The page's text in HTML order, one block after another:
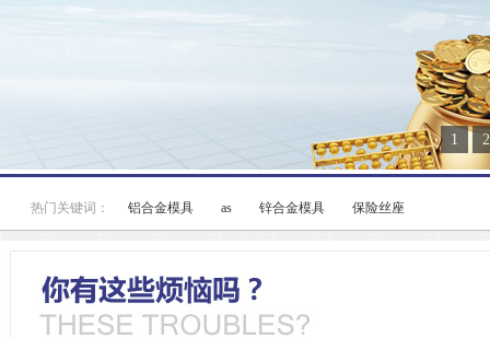
1 2
热门关键词： 铝合金模具 as 锌合金模具 保险丝座